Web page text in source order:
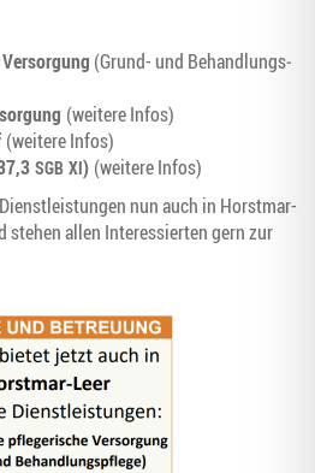
(Grund- und Behand­lungs­
(wei­te­re Infos)
(wei­te­re Infos)
SGB XI) (wei­te­re Infos)
nun auch in Horst­mar-
ste­hen allen Inter­es­sier­ten gern zur